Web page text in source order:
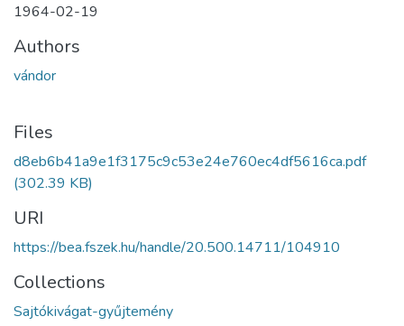
1964-02-19
Authors
vándor
Files
d8eb6b41a9e1f3175c9c53e24e760ec4df5616ca.pdf
(302.39 KB)
URI
https://bea.fszek.hu/handle/20.500.14711/104910
Collections
Sajtókivágat-gyűjtemény